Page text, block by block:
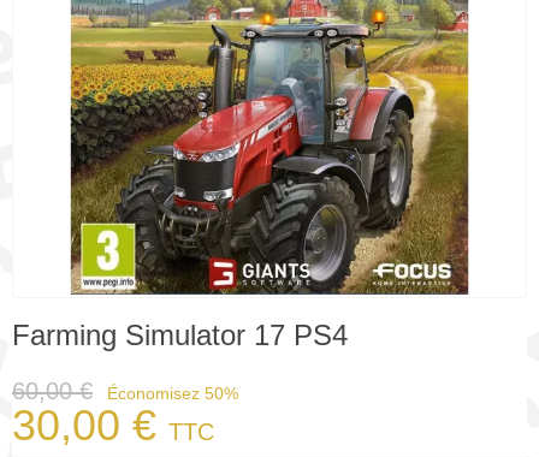
Farming Simulator 17 PS4
60,00 € Économisez 50%
30,00 € TTC